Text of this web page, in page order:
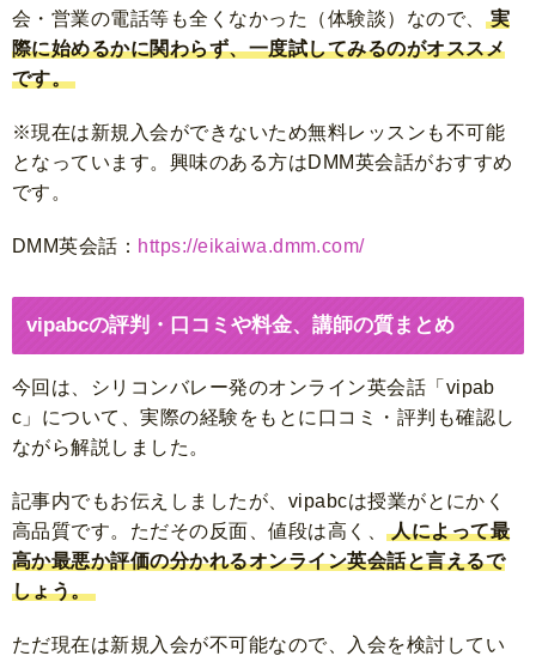
会・営業の電話等も全くなかった（体験談）なので、
実
際に始めるかに関わらず、一度試してみるのがオススメ
です。
※現在は新規入会ができないため無料レッスンも不可能
となっています。興味のある方はDMM英会話がおすすめ
です。
DMM英会話： https://eikaiwa.dmm.com/
vipabcの評判・口コミや料金、講師の質まとめ
今回は、シリコンバレー発のオンライン英会話「vipab
c」について、実際の経験をもとに口コミ・評判も確認し
ながら解説しました。
記事内でもお伝えしましたが、vipabcは授業がとにかく
高品質です。ただその反面、値段は高く、 人によって最
高か最悪か評価の分かれるオンライン英会話と言えるで
しょう。
ただ現在は新規入会が不可能なので、入会を検討してい